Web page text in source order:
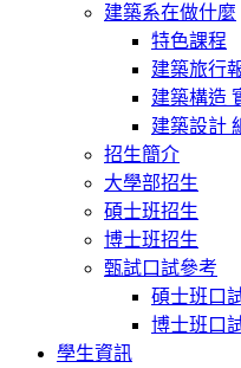
建築系在做什麼
特色課程
建築旅行
建築構造
建築設計
招生簡介
大學部招生
碩士班招生
博士班招生
甄試口試參考
碩士班口
博士班口
學生資訊